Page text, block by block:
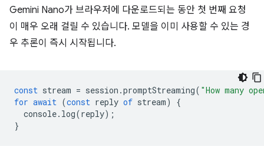
Gemini Nano가 브라우저에 다운로드되는 동안 첫 번째 요청
이 매우 오래 걸릴 수 있습니다. 모델을 이미 사용할 수 있는 경
우 추론이 즉시 시작됩니다.
const stream = session .promptStreaming( "How many
for await (const reply of stream)
{
console. log(reply);
}